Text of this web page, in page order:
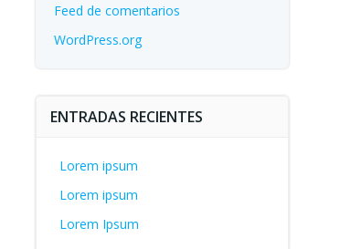
Feed de comentarios
WordPress.org
ENTRADAS RECIENTES
Lorem ipsum
Lorem ipsum
Lorem Ipsum